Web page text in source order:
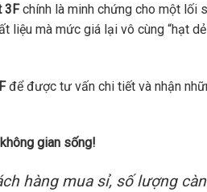
3Fchính là minh chứng cho một lối
liệu mà mức giá lại vô cùng “hạt
để được tư vấn chi tiết và nhận
gian sống!
hàng mua sỉ, số lượng